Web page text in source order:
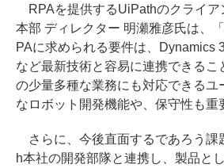
RPAを提供するUiPathのクライア
本部 ディレクター 明瀬雅彦氏は、
PAに求められる要件は、Dynamics
など最新技術と容易に連携できるこ
の少量多種な業務にも対応できるユ
なロボット開発機能や、保守性も重
さらに、今後直面するであろう課
h本社の開発部隊と連携し、製品と